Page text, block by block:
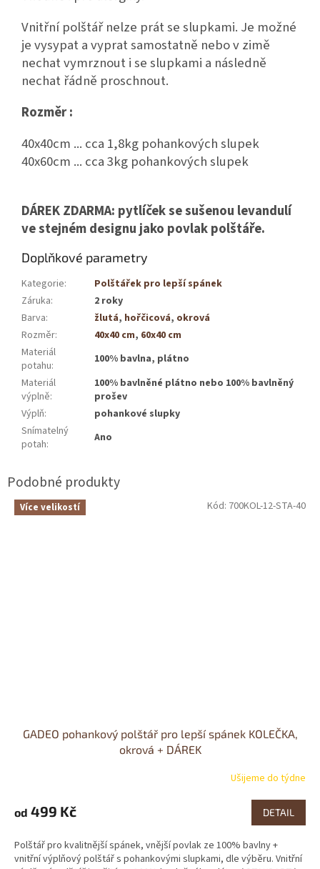
Vnitřní polštář nelze prát se slupkami. Je možné
je vysypat a vyprat samostatně nebo v zimě
nechat vymrznout i se slupkami a následně
nechat řádně proschnout.
Rozměr :
40x40cm ... cca 1,8kg pohankových slupek
40x60cm ... cca 3kg pohankových slupek
DÁREK ZDARMA: pytlíček se sušenou levandulí
ve stejném designu jako povlak polštáře.
Doplňkové parametry
Kategorie:
Polštářek pro lepší spánek
Záruka:
2 roky
Barva: žlutá, hořčicová, okrová
Rozměr: 40x40 cm, 60x40 cm
Materiál
potahu:
100% bavlna, plátno
Materiál
výplně:
100% bavlněné plátno nebo 100% bavlněný
prošev
Výplň:
pohankové slupky
Snímatelný
potah: Ano
Více velikostí
GADEO pohankový polštář pro lepší spánek KOLEČKA,
okrová + DÁREK
Ušijeme do týdne
od 499 Kč DETAIL
Polštář pro kvalitnější spánek, vnější povlak ze 100% bavlny +
vnitřní výplňový polštář s pohankovými slupkami, dle výběru. Vnitřní
Kód: 700KOL-12-STA-40